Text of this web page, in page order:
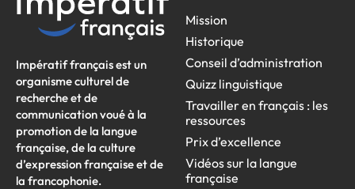
Impératif français est un
organisme culturel de
recherche et de
communication voué à la
promotion de la langue
française, de la culture
d’expression française et de
la francophonie.
Mission
Historique
Conseil d’administration
Quizz linguistique
Travailler en français : les
ressources
Prix d’excellence
Vidéos sur la langue
française